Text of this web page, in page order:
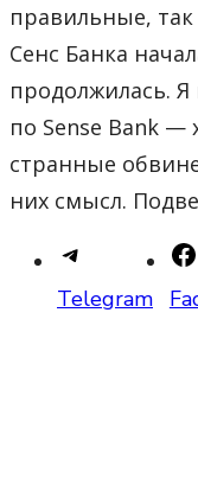
правильные,
Сенс Банка
продолжилась.
по Sense Bank
странные
них смысл.
Telegram